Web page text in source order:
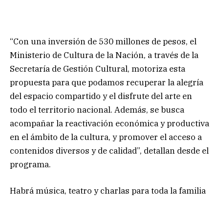
“Con una inversión de 530 millones de pesos, el
Ministerio de Cultura de la Nación, a través de la
Secretaría de Gestión Cultural, motoriza esta
propuesta para que podamos recuperar la alegría
del espacio compartido y el disfrute del arte en
todo el territorio nacional. Además, se busca
acompañar la reactivación económica y productiva
en el ámbito de la cultura, y promover el acceso a
contenidos diversos y de calidad”, detallan desde el
programa.
Habrá música, teatro y charlas para toda la familia